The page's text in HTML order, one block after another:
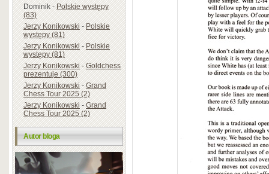
Dominik-Polskie występy
(83)
Jerzy Konikowski-Polskie
występy (81)
Jerzy Konikowski-Polskie
występy (81)
Jerzy Konikowski-Goldchess
prezentuje (300)
Jerzy Konikowski-Grand
Chess Tour 2025 (2)
Jerzy Konikowski-Grand
Chess Tour 2025 (2)
Autor bloga